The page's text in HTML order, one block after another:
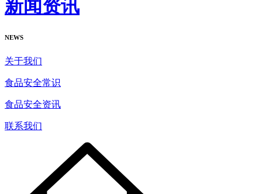
新闻资讯
NEWS
关于我们
食品安全常识
食品安全资讯
联系我们